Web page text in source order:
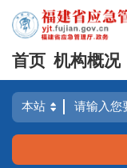
首页 机构概况